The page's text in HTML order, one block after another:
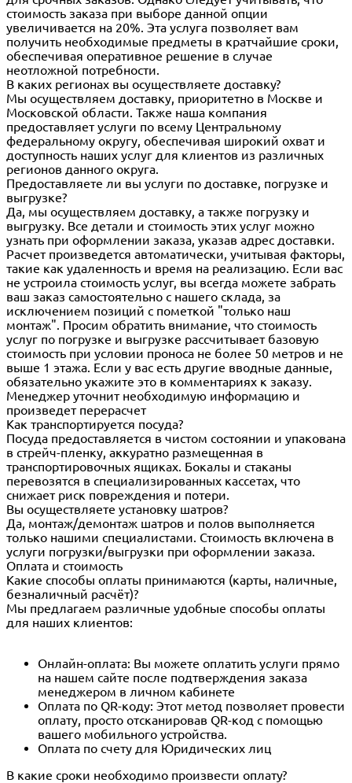
стоимость заказа при выборе данной опции
увеличивается на 20%. Эта услуга позволяет вам
получить необходимые предметы в кратчайшие сроки,
обеспечивая оперативное решение в случае
неотложной потребности.
В каких регионах вы осуществляете доставку?
Мы осуществляем доставку, приоритетно в Москве и
Московской области. Также наша компания
предоставляет услуги по всему Центральному
федеральному округу, обеспечивая широкий охват и
доступность наших услуг для клиентов из различных
регионов данного округа.
Предоставляете ли вы услуги по доставке, погрузке и
выгрузке?
Да, мы осуществляем доставку, а также погрузку и
выгрузку. Все детали и стоимость этих услуг можно
узнать при оформлении заказа, указав адрес доставки.
Расчет произведется автоматически, учитывая факторы,
такие как удаленность и время на реализацию. Если вас
не устроила стоимость услуг, вы всегда можете забрать
ваш заказ самостоятельно с нашего склада, за
исключением позиций с пометкой "только наш
монтаж". Просим обратить внимание, что стоимость
услуг по погрузке и выгрузке рассчитывает базовую
стоимость при условии проноса не более 50 метров и не
выше 1 этажа. Если у вас есть другие вводные данные,
обязательно укажите это в комментариях к заказу.
Менеджер уточнит необходимую информацию и
произведет перерасчет
Как транспортируется посуда?
Посуда предоставляется в чистом состоянии и упакована
в стрейч-пленку, аккуратно размещенная в
транспортировочных ящиках. Бокалы и стаканы
перевозятся в специализированных кассетах, что
снижает риск повреждения и потери.
Вы осуществляете установку шатров?
Да, монтаж/демонтаж шатров и полов выполняется
только нашими специалистами. Стоимость включена в
услуги погрузки/выгрузки при оформлении заказа.
Оплата и стоимость
Какие способы оплаты принимаются (карты, наличные,
безналичный расчёт)?
Мы предлагаем различные удобные способы оплаты
для наших клиентов:
Онлайн-оплата: Вы можете оплатить услуги прямо
на нашем сайте после подтверждения заказа
менеджером в личном кабинете
Оплата по QR-коду: Этот метод позволяет провести
оплату, просто отсканировав QR-код с помощью
вашего мобильного устройства.
Оплата по счету для Юридических лиц
В какие сроки необходимо произвести оплату?